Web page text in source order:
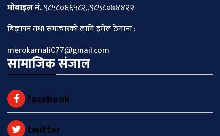
माेबाइल नं.९८५८०६६५८२,,९८५८०७४४२२
बिज्ञापन तथा समाचारकाे लागि इमेल ठेगाना :
merokarnali077@gmail.com
सामाजिक संजाल
facebook
twitter